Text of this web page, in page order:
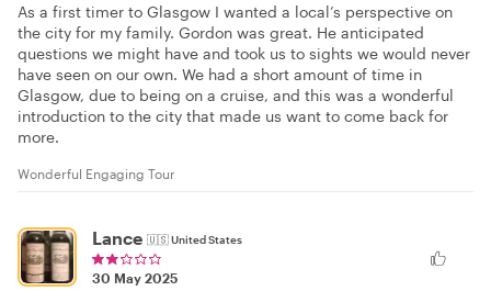
As a first timer to Glasgow I wanted a local’s perspective on
the city for my family. Gordon was great. He anticipated
questions we might have and took us to sights we would never
have seen on our own. We had a short amount of time in
Glasgow, due to being on a cruise, and this was a wonderful
introduction to the city that made us want to come back for
more.
Wonderful Engaging Tour
Lance 🇺🇸United States
30 May 2025